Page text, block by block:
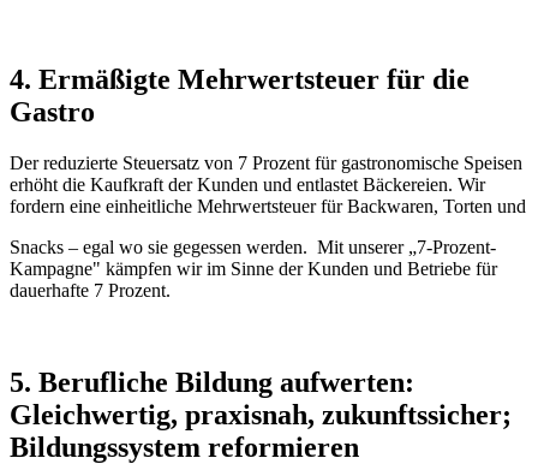
4. Ermäßigte Mehrwertsteuer für die
Gastro
Der reduzierte Steuersatz von 7 Prozent für gastronomische Speisen
erhöht die Kaufkraft der Kunden und entlastet Bäckereien. Wir
fordern eine einheitliche Mehrwertsteuer für Backwaren, Torten und
Snacks – egal wo sie gegessen werden. Mit unserer „7-Prozent-
Kampagne" kämpfen wir im Sinne der Kunden und Betriebe für
dauerhafte 7 Prozent.
5. Berufliche Bildung aufwerten:
Gleichwertig, praxisnah, zukunftssicher;
Bildungssystem reformieren